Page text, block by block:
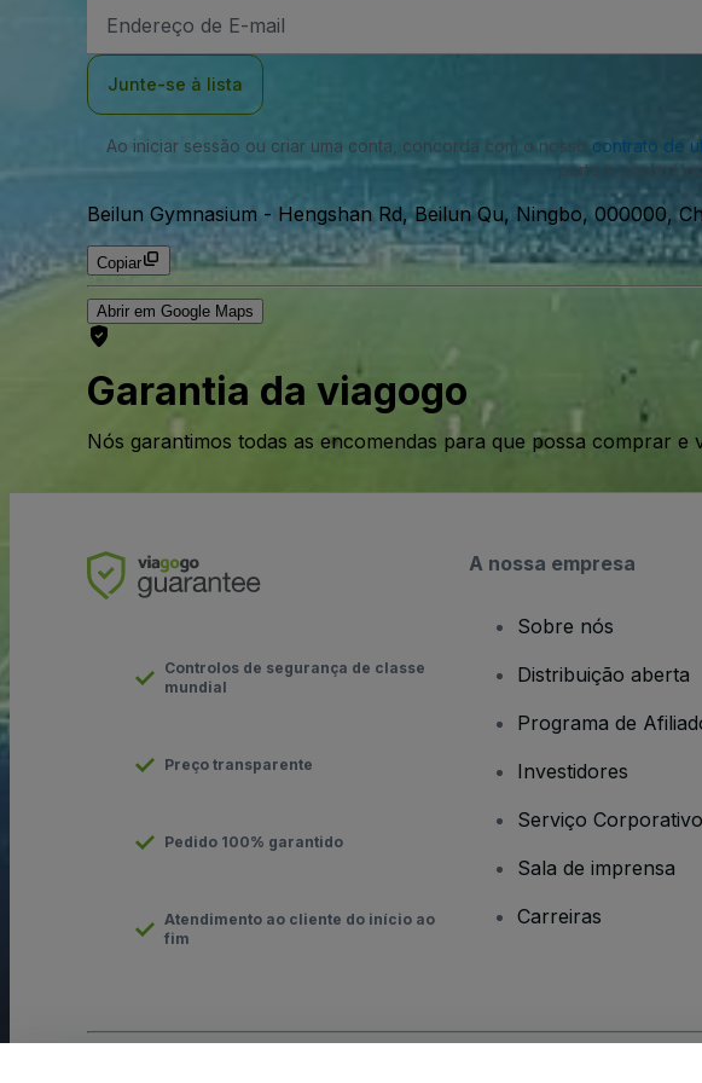
de
Junte-se à lista
Ao iniciar sessão ou criar uma conta, concorda com o nosso contrato de
parte e poderá
Beilun Gymnasium - Hengshan Rd, Beilun Qu, Ningbo, 000000,
Copiar
Abrir em Google Maps
Garantia da viagogo
Nós garantimos todas as encomendas para que possa comprar
Controlos de segurança de classe
mundial
Preço transparente
Pedido 100% garantido
Atendimento ao cliente do início ao
fim
A nossa empresa
Sobre nós
Distribuição aberta
Programa de
Investidores
Serviço Corporativo
Sala de imprensa
Carreiras